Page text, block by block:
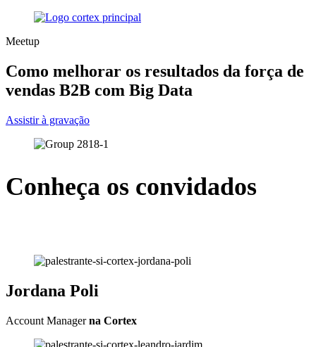
Meetup
Como melhorar os resultados da força de
vendas B2B com Big Data
Assistir à gravação
Conheça os convidados
Jordana Poli
Account Managerna Cortex